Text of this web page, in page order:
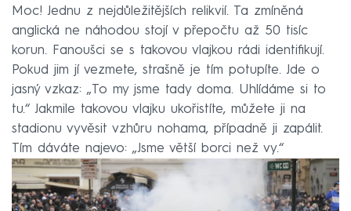
Moc! Jednu z nejdůležitějších relikvií. Ta zmíněná
anglická ne náhodou stojí v přepočtu až 50 tisíc
korun. Fanoušci se s takovou vlajkou rádi identifikují.
Pokud jim jí vezmete, strašně je tím potupíte. Jde o
jasný vzkaz: „To my jsme tady doma. Uhlídáme si to
tu.“ Jakmile takovou vlajku ukořistíte, můžete ji na
stadionu vyvěsit vzhůru nohama, případně ji zapálit.
Tím dáváte najevo: „Jsme větší borci než vy.“